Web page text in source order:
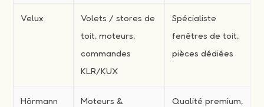
Velux
Volets / stores de
toit, moteurs,
commandes
KLR/KUX
Spécialiste
fenêtres de toit,
pièces dédiées
Hörmann
Moteurs &
Qualité premium,